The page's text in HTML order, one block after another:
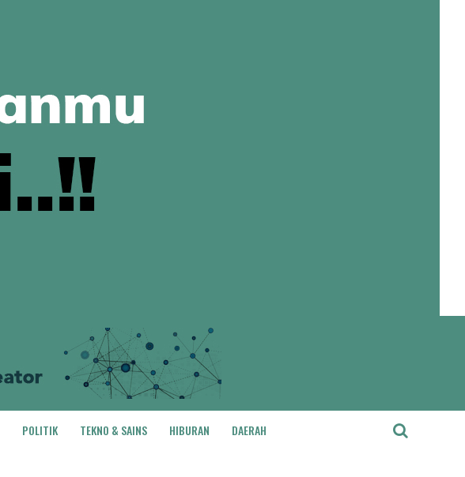
POLITIK TEKNO & SAINS HIBURAN DAERAH